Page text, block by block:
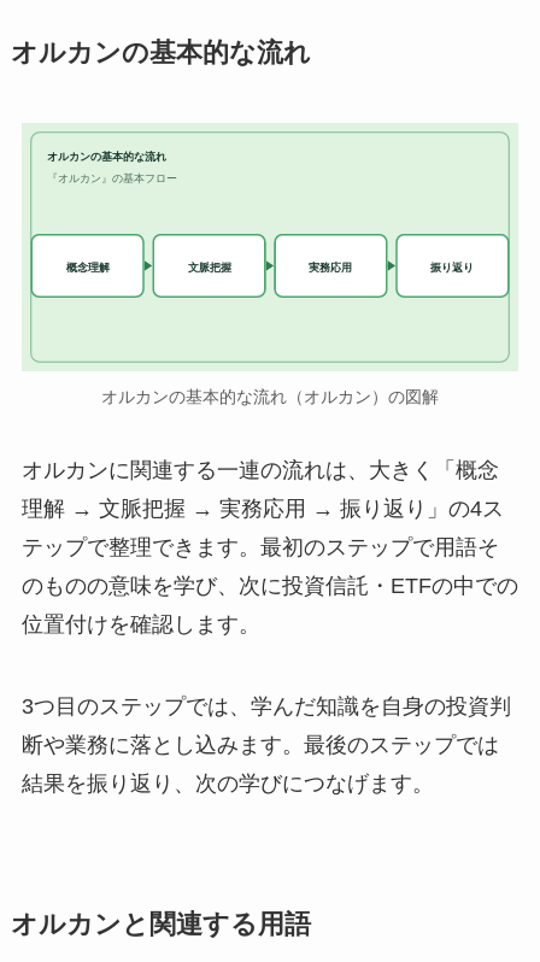
オルカンの基本的な流れ
オルカンの基本的な流れ
『オルカン』の基本フロー
概念理解 文脈把握 実務応用 振り返り
オルカンの基本的な流れ（オルカン）の図解
オルカンに関連する一連の流れは、大きく「概念
理解 → 文脈把握 → 実務応用 → 振り返り」の4ス
テップで整理できます。最初のステップで用語そ
のものの意味を学び、次に投資信託・ETFの中での
位置付けを確認します。
3つ目のステップでは、学んだ知識を自身の投資判
断や業務に落とし込みます。最後のステップでは
結果を振り返り、次の学びにつなげます。
オルカンと関連する用語